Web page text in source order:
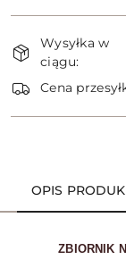
Dostępność
i
dostawa
Wysyłka w
ciągu:
Cena
OPIS
ZBIORNIK